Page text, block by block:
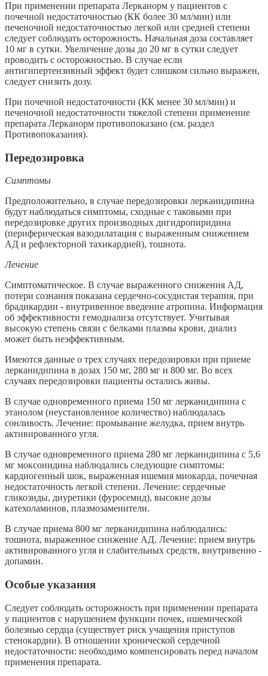
При применении препарата Лерканорм у пациентов с
почечной недостаточностью (КК более 30 мл/мин) или
печеночной недостаточностью легкой или средней степени
следует соблюдать осторожность. Начальная доза составляет
10 мг в сутки. Увеличение дозы до 20 мг в сутки следует
проводить с осторожностью. В случае если
антигипертензивный эффект будет слишком сильно выражен,
следует снизить дозу.
При почечной недостаточности (КК менее 30 мл/мин) и
печеночной недостаточности тяжелой степени применение
препарата Лерканорм противопоказано (см. раздел
Противопоказания).
Передозировка
Симптомы
Предположительно, в случае передозировки лерканидипина
будут наблюдаться симптомы, сходные с таковыми при
передозировке других производных дигидропиридина
(периферическая вазодилатация с выраженным снижением
АД и рефлекторной тахикардией), тошнота.
Лечение
Симптоматическое. В случае выраженного снижения АД,
потери сознания показана сердечно-сосудистая терапия, при
брадикардии - внутривенное введение атропина. Информация
об эффективности гемодиализа отсутствует. Учитывая
высокую степень связи с белками плазмы крови, диализ
может быть неэффективным.
Имеются данные о трех случаях передозировки при приеме
лерканидипина в дозах 150 мг, 280 мг и 800 мг. Во всех
случаях передозировки пациенты остались живы.
В случае одновременного приема 150 мг лерканидипина с
этанолом (неустановленное количество) наблюдалась
сонливость. Лечение: промывание желудка, прием внутрь
активированного угля.
В случае одновременного приема 280 мг лерканидипина с 5,6
мг моксонидина наблюдались следующие симптомы:
кардиогенный шок, выраженная ишемия миокарда, почечная
недостаточность легкой степени. Лечение: сердечные
гликозиды, диуретики (фуросемид), высокие дозы
катехоламинов, плазмозаменители.
В случае приема 800 мг лерканидипина наблюдались:
тошнота, выраженное снижение АД. Лечение: прием внутрь
активированного угля и слабительных средств, внутривенно -
допамин.
Особые указания
Следует соблюдать осторожность при применении препарата
у пациентов с нарушением функции почек, ишемической
болезнью сердца (существует риск учащения приступов
стенокардии). В отношении хронической сердечной
недостаточности: необходимо компенсировать перед началом
применения препарата.